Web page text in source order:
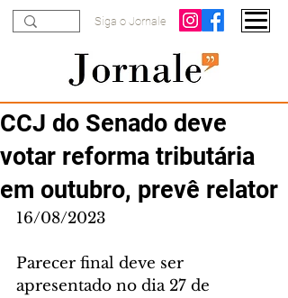
Siga o Jornale
CCJ do Senado deve
votar reforma tributária
em outubro, prevê relator
16/08/2023
Parecer final deve ser
apresentado no dia 27 de